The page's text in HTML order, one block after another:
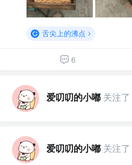
舌尖上的沸点
6
爱叨叨的小嘟 关注了
爱叨叨的小嘟 关注了